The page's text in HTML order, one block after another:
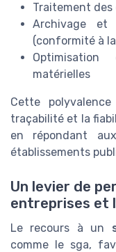
Traitement des
Archivage et
(conformité à la
matérielles
Cette
traçabilité et la
en répondant
établissements
Un levier de
entreprises et
Le recours à un
comme le sga,